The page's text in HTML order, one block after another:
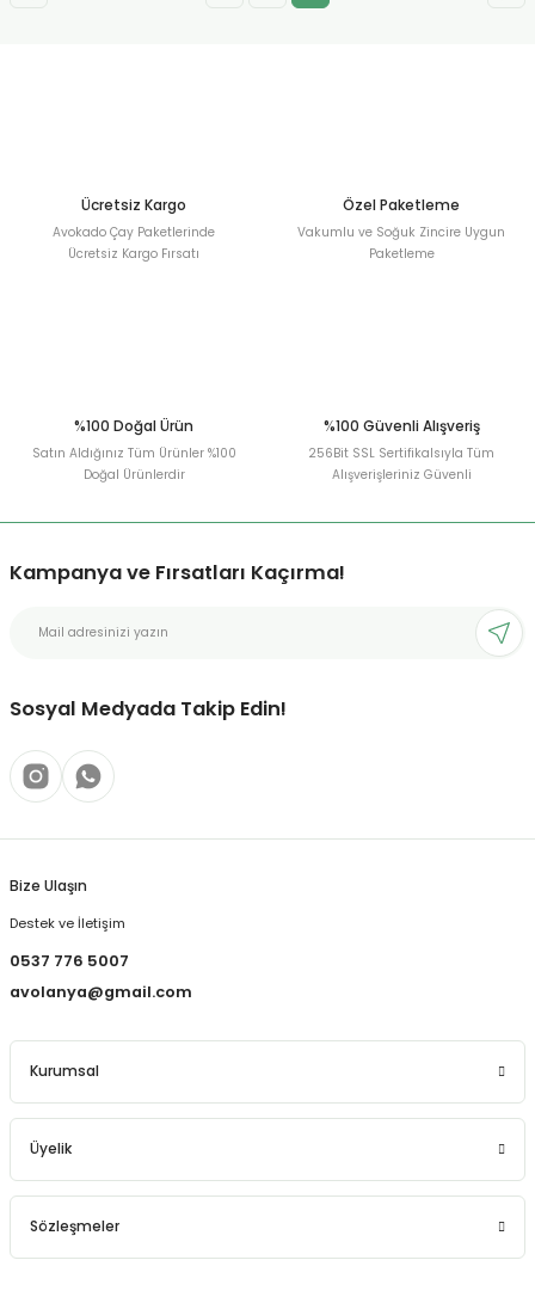
Ücretsiz Kargo
Avokado Çay Paketlerinde
Ücretsiz Kargo Fırsatı
Özel Paketleme
Vakumlu ve Soğuk Zincire Uygun
Paketleme
%100 Doğal Ürün
Satın Aldığınız Tüm Ürünler %100
Doğal Ürünlerdir
%100 Güvenli Alışveriş
256Bit SSL Sertifikalsıyla Tüm
Alışverişleriniz Güvenli
Kampanya ve Fırsatları Kaçırma!
Sosyal Medyada Takip Edin!
Bize Ulaşın
Destek ve İletişim
0537 776 5007
avolanya@gmail.com
Kurumsal
Üyelik
Sözleşmeler